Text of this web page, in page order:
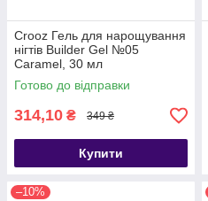
Crooz Гель для нарощування
нігтів Builder Gel №05
Caramel, 30 мл
Готово до відправки
314,10 ₴ 349 ₴
Купити
–10%